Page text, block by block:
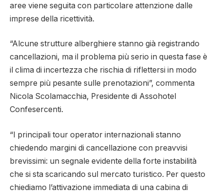
aree viene seguita con particolare attenzione dalle
imprese della ricettività.
“Alcune strutture alberghiere stanno già registrando
cancellazioni, ma il problema più serio in questa fase è
il clima di incertezza che rischia di riflettersi in modo
sempre più pesante sulle prenotazioni”, commenta
Nicola Scolamacchia, Presidente di Assohotel
Confesercenti.
“I principali tour operator internazionali stanno
chiedendo margini di cancellazione con preavvisi
brevissimi: un segnale evidente della forte instabilità
che si sta scaricando sul mercato turistico. Per questo
chiediamo l’attivazione immediata di una cabina di